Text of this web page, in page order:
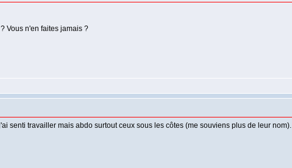
Vous n'en faites jamais ?
senti travailler mais abdo surtout ceux sous les côtes (me souviens plus de leur nom).